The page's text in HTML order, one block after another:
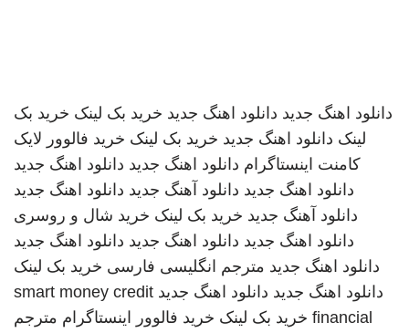
دانلود اهنگ جدید دانلود اهنگ جدید خرید بک لینک خرید بک
لینک دانلود اهنگ جدید خرید بک لینک خرید فالوور لایک
کامنت اینستاگرام دانلود اهنگ جدید دانلود اهنگ جدید
دانلود اهنگ جدید دانلود آهنگ جدید دانلود اهنگ جدید
دانلود آهنگ جدید خرید بک لینک خرید شال و روسری
دانلود اهنگ جدید دانلود اهنگ جدید دانلود اهنگ جدید
دانلود اهنگ جدید مترجم انگلیسی فارسی خرید بک لینک
دانلود اهنگ جدید دانلود اهنگ جدید smart money credit
financial خرید بک لینک خرید فالوور اینستاگرام مترجم